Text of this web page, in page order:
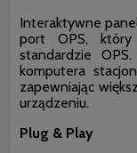
Interaktywne
port OPS,
standardzie
komputera
zapewniając
urządzeniu.
Plug & Play